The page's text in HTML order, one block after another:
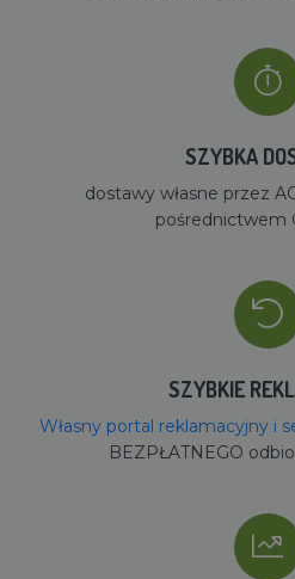
SZYBKA
dostawy własne przez
pośrednictwem
SZYBKIE
Własny portal reklamacyjny i
BEZPŁATNEGO